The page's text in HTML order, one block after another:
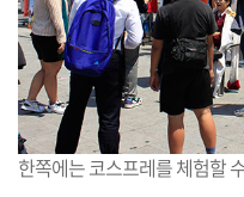
한쪽에는 코스프레를 체험할